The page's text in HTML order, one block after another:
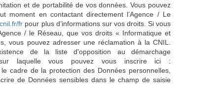
et de portabilité de vos données. Vous pouvez
moment en contactant directement l’Agence / Le
fr pour plus d’informations sur vos droits. Si vous
/ le Réseau, que vos droits « Informatique et
vous pouvez adresser une réclamation à la CNIL.
de la liste d'opposition au démarchage
laquelle vous pouvez vous inscrire ici :
cadre de la protection des Données personnelles,
de Données sensibles dans le champ de saisie